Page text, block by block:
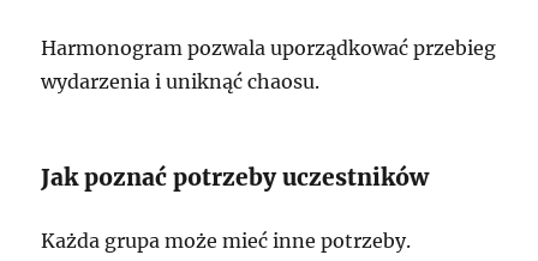
Harmonogram pozwala uporządkować przebieg
wydarzenia i uniknąć chaosu.
Jak poznać potrzeby uczestników
Każda grupa może mieć inne potrzeby.